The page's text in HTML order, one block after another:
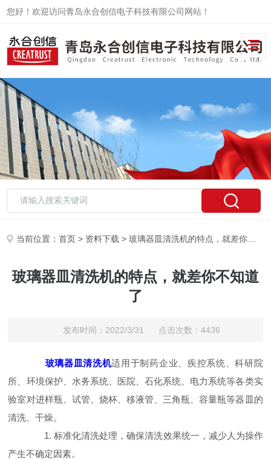
您好！欢迎访问青岛永合创信电子科技有限公司网站！
当前位置：首页 > 资料下载 > 玻璃器皿清洗机的特点，就差你不知道了
玻璃器皿清洗机的特点，就差你不知道
了
发布时间：2022/3/31 点击次数：4436
玻璃器皿清洗机适用于制药企业、疾控系统、科研院
所、环境保护、水务系统、医院、石化系统、电力系统等各类实
验室对进样瓶、试管、烧杯、移液管、三角瓶、容量瓶等器皿的
清洗、干燥。
1. 标准化清洗处理，确保清洗效果统一，减少人为操作
产生不确定因素。